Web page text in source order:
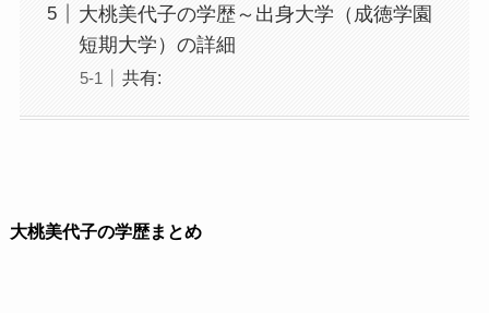
大桃美代子の学歴～出身大学（成徳学園
短期大学）の詳細
共有:
大桃美代子の学歴まとめ